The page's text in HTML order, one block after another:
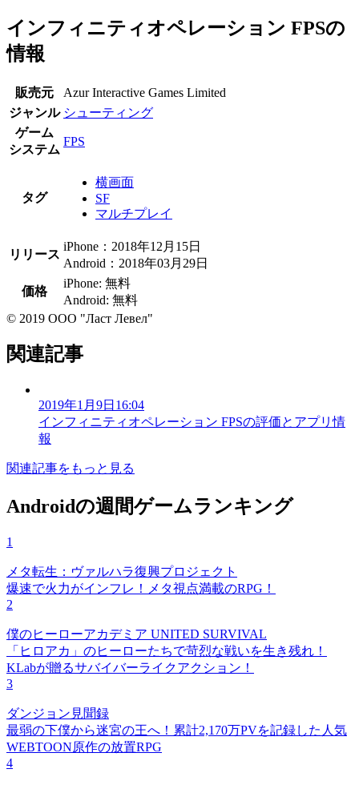
インフィニティオペレーション FPSの
情報
販売元
Azur Interactive Games Limited
ジャンル シューティング
ゲーム
システム
FPS
タグ
横画面
SF
マルチプレイ
リリース
iPhone：2018年12月15日
Android：2018年03月29日
価格
iPhone: 無料
Android: 無料
© 2019 ООО "Ласт Левел"
関連記事
2019年1月9日16:04
インフィニティオペレーション FPSの評価とアプリ情
報
関連記事をもっと見る
Androidの週間ゲームランキング
1
メタ転生：ヴァルハラ復興プロジェクト
爆速で火力がインフレ！メタ視点満載のRPG！
2
僕のヒーローアカデミア UNITED SURVIVAL
「ヒロアカ」のヒーローたちで苛烈な戦いを生き残れ！
KLabが贈るサバイバーライクアクション！
3
ダンジョン見聞録
最弱の下僕から迷宮の王へ！累計2,170万PVを記録した人気
WEBTOON原作の放置RPG
4